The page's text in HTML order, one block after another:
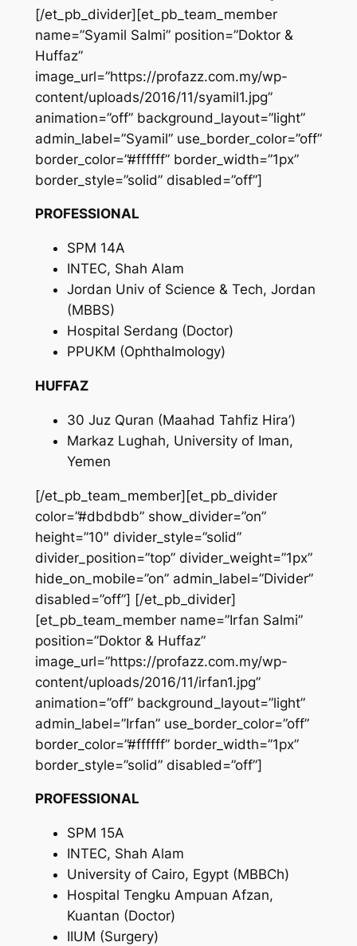
[/et_pb_divider][et_pb_team_member
name=”Syamil Salmi” position=”Doktor &
Huffaz”
image_url=”https://profazz.com.my/wp-
content/uploads/2016/11/syamil1.jpg”
animation=”off” background_layout=”light”
admin_label=”Syamil” use_border_color=”off”
border_color=”#ffffff” border_width=”1px”
border_style=”solid” disabled=”off”]
PROFESSIONAL
SPM 14A
INTEC, Shah Alam
Jordan Univ of Science & Tech, Jordan
(MBBS)
Hospital Serdang (Doctor)
PPUKM (Ophthalmology)
HUFFAZ
30 Juz Quran (Maahad Tahfiz Hira’)
Markaz Lughah, University of Iman,
Yemen
[/et_pb_team_member][et_pb_divider
color=”#dbdbdb” show_divider=”on”
height=”10″ divider_style=”solid”
divider_position=”top” divider_weight=”1px”
hide_on_mobile=”on” admin_label=”Divider”
disabled=”off”] [/et_pb_divider]
[et_pb_team_member name=”Irfan Salmi”
position=”Doktor & Huffaz”
image_url=”https://profazz.com.my/wp-
content/uploads/2016/11/irfan1.jpg”
animation=”off” background_layout=”light”
admin_label=”Irfan” use_border_color=”off”
border_color=”#ffffff” border_width=”1px”
border_style=”solid” disabled=”off”]
PROFESSIONAL
SPM 15A
INTEC, Shah Alam
University of Cairo, Egypt (MBBCh)
Hospital Tengku Ampuan Afzan,
Kuantan (Doctor)
IIUM (Surgery)